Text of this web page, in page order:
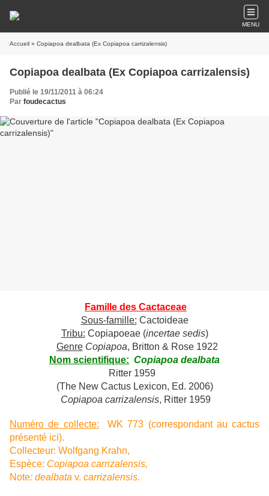
MENU
Accueil » Copiapoa dealbata (Ex Copiapoa carrizalensis)
Copiapoa dealbata (Ex Copiapoa carrizalensis)
Publié le 19/11/2011 à 06:24
Par foudecactus
Famille des Cactaceae
Sous-famille: Cactoideae
Tribu: Copiapoeae (incertae sedis)
Genre Copiapoa, Britton & Rose 1922
Nom scientifique: Copiapoa dealbata
Ritter 1959
(The New Cactus Lexicon, Ed. 2006)
Copiapoa carrizalensis, Ritter 1959
Numéro de collecte: WK 773 (correspondant au cactus
présenté ici).
Collecteur: Wolfgang Krahn,
Espèce: Copiapoa carrizalensis,
Note: dealbata v. carrizalensis.